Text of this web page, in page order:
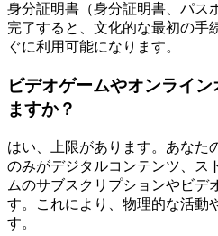
身分証明書（身分証明書、パス
完了すると、文化的な最初の手
ぐに利用可能になります。
ビデオゲームやオンライ
ますか？
はい、上限があります。あなた
のみがデジタルコンテンツ、ス
ムのサブスクリプションやビデ
す。これにより、物理的な活動
す。